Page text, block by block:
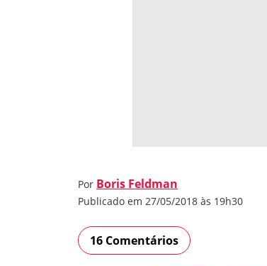
Por Boris Feldman
Publicado em 27/05/2018 às 19h30
16 Comentários